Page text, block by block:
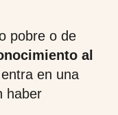
pobre o de
al
en una
haber